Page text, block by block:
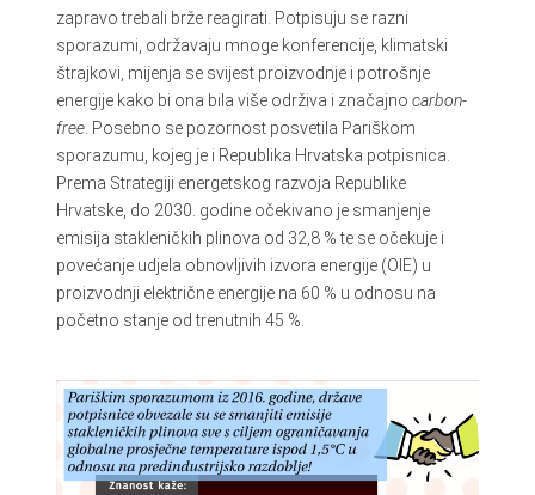
zapravo trebali brže reagirati. Potpisuju se razni
sporazumi, održavaju mnoge konferencije, klimatski
štrajkovi, mijenja se svijest proizvodnje i potrošnje
energije kako bi ona bila više održiva i značajno carbon-
free. Posebno se pozornost posvetila Pariškom
sporazumu, kojeg je i Republika Hrvatska potpisnica.
Prema Strategiji energetskog razvoja Republike
Hrvatske, do 2030. godine očekivano je smanjenje
emisija stakleničkih plinova od 32,8 % te se očekuje i
povećanje udjela obnovljivih izvora energije (OIE) u
proizvodnji električne energije na 60 % u odnosu na
početno stanje od trenutnih 45 %.